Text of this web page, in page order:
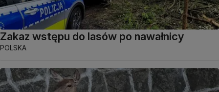
Zakaz wstępu do lasów po nawałnicy
POLSKA